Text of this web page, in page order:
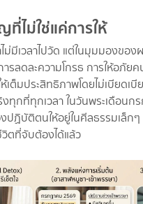
ไม่ใช่แค่การให้
ม่มีเวลาไปวัด แต่ในมุมมองขอ
ารลดละความโกรธ การให้อภัย
เต็มประสิทธิภาพโดยไม่เบียดเ
ทุกที่ทุกเวลา ในวันพระเดือน
ปฏิบัติตนให้อยู่ในศีลธรรมเล็ก
ที่จับต้องได้แล้ว